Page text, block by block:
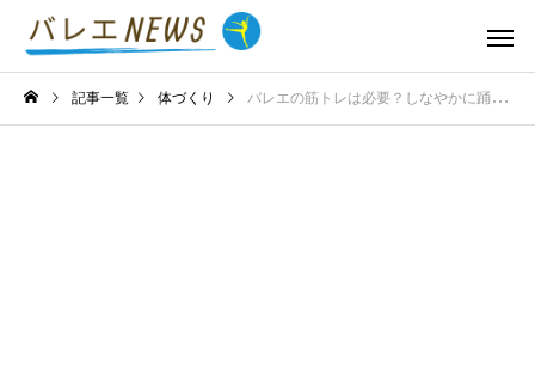
記事一覧 体づくり バレエの筋トレは必要？しなやかに踊る体を育てる実践術を詳説